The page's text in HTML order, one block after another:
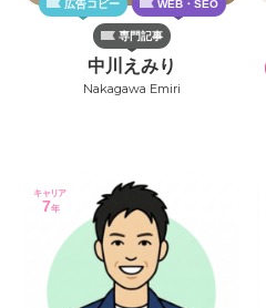
広告コピー WEB・SEO
専門記事
中川えみり
Nakagawa Emiri
キャリア
7年